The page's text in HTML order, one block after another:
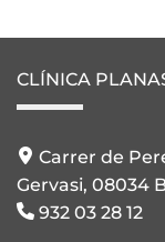
CLÍNICA
Carrer de
Gervasi, 08034
932 03 28 12